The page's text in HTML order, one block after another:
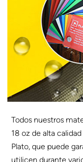
Todos nuestros
18 oz de alta
Plato, que puede
utilicen durante